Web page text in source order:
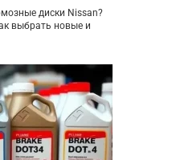
диски Nissan?
выбрать новые и